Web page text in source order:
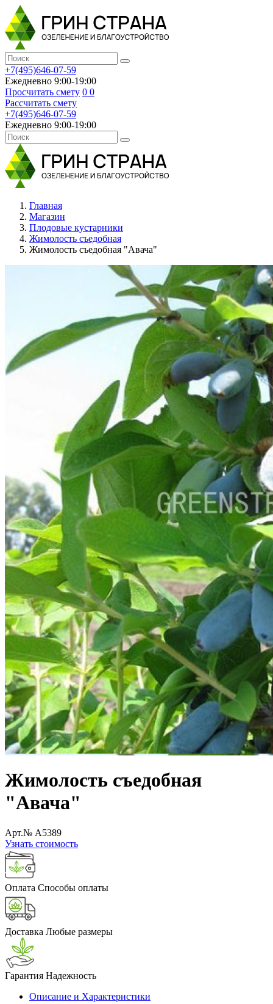
+7(495)646-07-59
Ежедневно 9:00-19:00
Просчитать смету 0 0
Рассчитать смету
+7(495)646-07-59
Ежедневно 9:00-19:00
Главная
Магазин
Плодовые кустарники
Жимолость съедобная
Жимолость съедобная "Авача"
Жимолость съедобная
"Авача"
Арт.№ A5389
Узнать стоимость
Оплата Способы оплаты
Доставка Любые размеры
Гарантия Надежность
Описание и Характеристики